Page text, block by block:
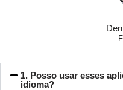
1. Posso usar esses
idioma?